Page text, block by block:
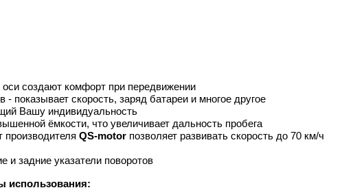
создают комфорт при передвижении
показывает скорость, заряд батареи и многое другое
Вашу индивидуальность
ёмкости, что увеличивает дальность пробега
производителя QS-motor позволяет развивать скорость до 70 км/ч
и задние указатели поворотов
использования: